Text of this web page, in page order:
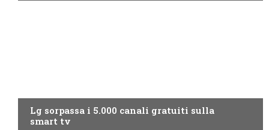
Lg sorpassa i 5.000 canali gratuiti sulla
smart tv